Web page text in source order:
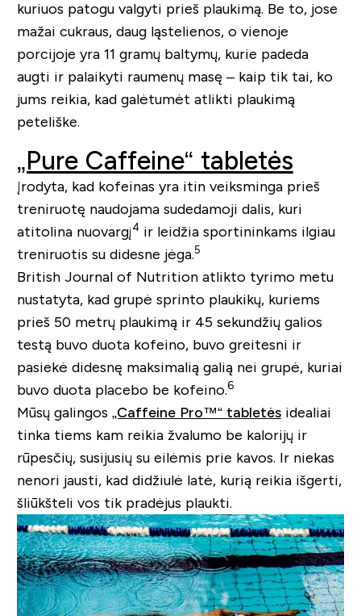
kuriuos patogu valgyti prieš plaukimą. Be to, jose
mažai cukraus, daug ląstelienos, o vienoje
porcijoje yra 11 gramų baltymų, kurie padeda
augti ir palaikyti raumenų masę – kaip tik tai, ko
jums reikia, kad galėtumėt atlikti plaukimą
peteliške.
„Pure Caffeine“ tabletės
Įrodyta, kad kofeinas yra itin veiksminga prieš
treniruotę naudojama sudedamoji dalis, kuri
atitolina nuovargį4 ir leidžia sportininkams ilgiau
treniruotis su didesne jėga.5
British Journal of Nutrition atlikto tyrimo metu
nustatyta, kad grupė sprinto plaukikų, kuriems
prieš 50 metrų plaukimą ir 45 sekundžių galios
testą buvo duota kofeino, buvo greitesni ir
pasiekė didesnę maksimalią galią nei grupė, kuriai
buvo duota placebo be kofeino.6
Mūsų galingos „Caffeine Pro™“ tabletėsidealiai
tinka tiems kam reikia žvalumo be kalorijų ir
rūpesčių, susijusių su eilėmis prie kavos. Ir niekas
nenori jausti, kad didžiulė latė, kurią reikia išgerti,
šliūkšteli vos tik pradėjus plaukti.